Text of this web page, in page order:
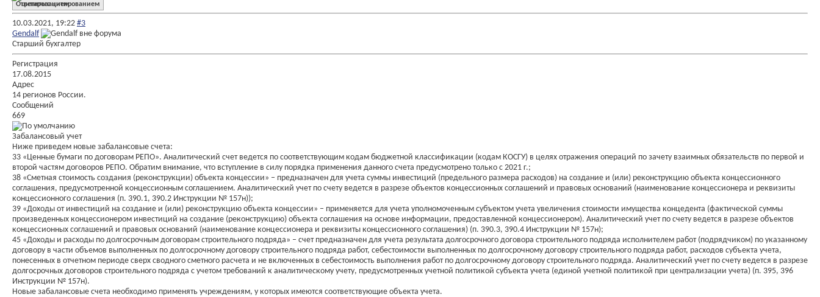
Ответить с цитированием
10.03.2021, 19:22 #3
Gendalf
Старший бухгалтер
Регистрация
17.08.2015
Адрес
14 регионов России.
Сообщений
669
Забалансовый учет
Ниже приведем новые забалансовые счета:
33 «Ценные бумаги по договорам РЕПО». Аналитический счет ведется по соответствующим кодам бюджетной классификации (кодам КОСГУ) в целях отражения операций по зачету взаимных обязательств по первой и
второй частям договоров РЕПО. Обратим внимание, что вступление в силу порядка применения данного счета предусмотрено только с 2021 г.;
38 «Сметная стоимость создания (реконструкции) объекта концессии» – предназначен для учета суммы инвестиций (предельного размера расходов) на создание и (или) реконструкцию объекта концессионного
соглашения, предусмотренной концессионным соглашением. Аналитический учет по счету ведется в разрезе объектов концессионных соглашений и правовых оснований (наименование концессионера и реквизиты
концессионного соглашения (п. 390.1, 390.2 Инструкции № 157н));
39 «Доходы от инвестиций на создание и (или) реконструкцию объекта концессии» – применяется для учета уполномоченным субъектом учета увеличения стоимости имущества концедента (фактической суммы
произведенных концессионером инвестиций на создание (реконструкцию) объекта соглашения на основе информации, предоставленной концессионером). Аналитический учет по счету ведется в разрезе объектов
концессионных соглашений и правовых оснований (наименование концессионера и реквизиты концессионного соглашения) (п. 390.3, 390.4 Инструкции № 157н);
45 «Доходы и расходы по долгосрочным договорам строительного подряда» – счет предназначен для учета результата долгосрочного договора строительного подряда исполнителем работ (подрядчиком) по указанному
договору в части объемов выполненных по долгосрочному договору строительного подряда работ, себестоимости выполненных по долгосрочному договору строительного подряда работ, расходов субъекта учета,
понесенных в отчетном периоде сверх сводного сметного расчета и не включенных в себестоимость выполнения работ по долгосрочному договору строительного подряда. Аналитический учет по счету ведется в разрезе
долгосрочных договоров строительного подряда с учетом требований к аналитическому учету, предусмотренных учетной политикой субъекта учета (единой учетной политикой при централизации учета) (п. 395, 396
Инструкции № 157н).
Новые забалансовые счета необходимо применять учреждениям, у которых имеются соответствующие объекта учета.